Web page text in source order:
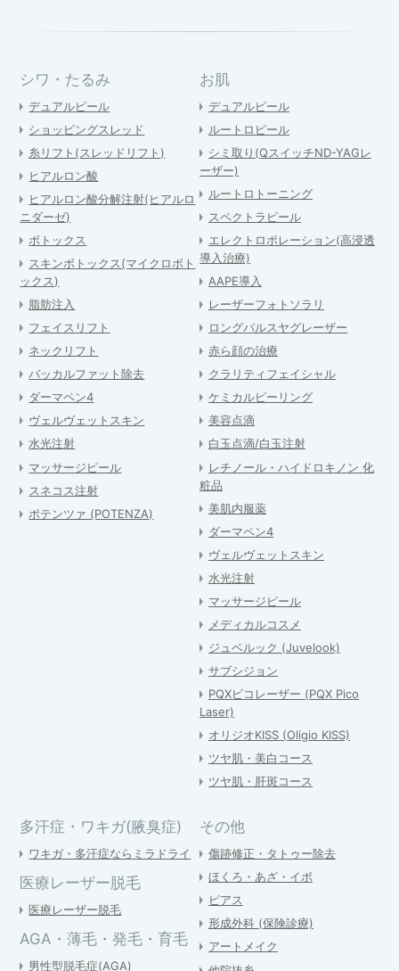
シワ・たるみ
デュアルピール
ショッピングスレッド
糸リフト(スレッドリフト)
ヒアルロン酸
ヒアルロン酸分解注射(ヒアルロ
ニダーゼ)
ボトックス
スキンボトックス(マイクロボト
ックス)
脂肪注入
フェイスリフト
ネックリフト
バッカルファット除去
ダーマペン4
ヴェルヴェットスキン
水光注射
マッサージピール
スネコス注射
ポテンツァ (POTENZA)
お肌
デュアルピール
ルートロピール
シミ取り(QスイッチND-YAGレ
ーザー)
ルートロトーニング
スペクトラピール
エレクトロポレーション(高浸透
導入治療)
AAPE導入
レーザーフォトソラリ
ロングパルスヤグレーザー
赤ら顔の治療
クラリティフェイシャル
ケミカルピーリング
美容点滴
白玉点滴/白玉注射
レチノール・ハイドロキノン 化
粧品
美肌内服薬
ダーマペン4
ヴェルヴェットスキン
水光注射
マッサージピール
メディカルコスメ
ジュベルック (Juvelook)
サブシジョン
PQXピコレーザー (PQX Pico
Laser)
オリジオKISS (Oligio KISS)
ツヤ肌・美白コース
ツヤ肌・肝斑コース
多汗症・ワキガ(腋臭症)
ワキガ・多汗症ならミラドライ
医療レーザー脱毛
医療レーザー脱毛
AGA・薄毛・発毛・育毛
男性型脱毛症(AGA)
その他
傷跡修正・タトゥー除去
ほくろ・あざ・イボ
ピアス
形成外科 (保険診療)
アートメイク